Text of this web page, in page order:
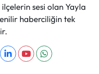
sesi olan Yayla
haberciliğin tek